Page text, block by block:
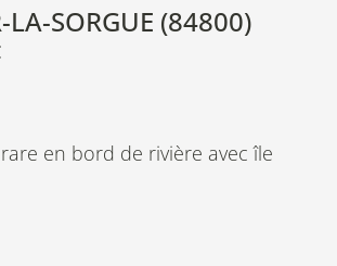
LA-SORGUE (84800)
en bord de rivière avec île